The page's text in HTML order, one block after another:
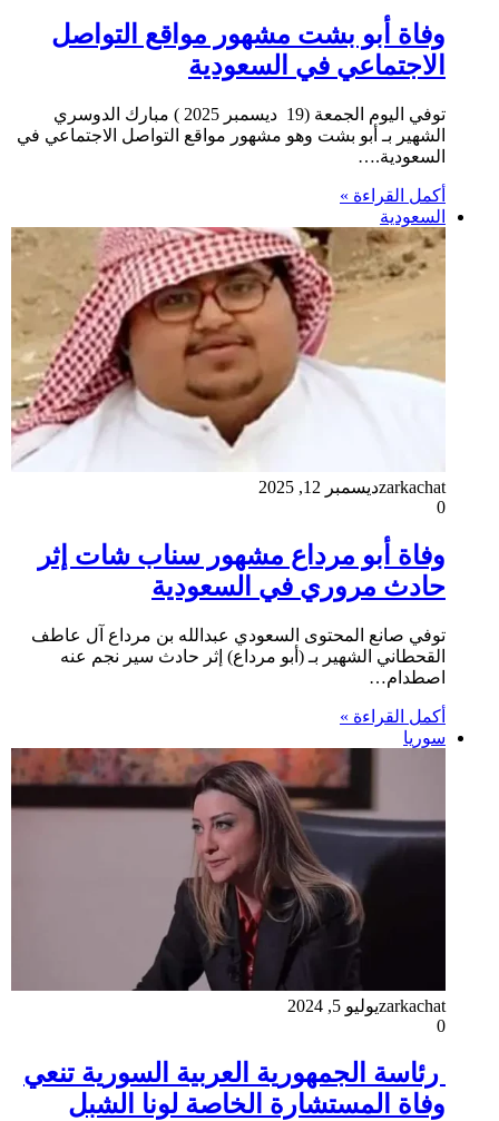
وفاة أبو بشت مشهور مواقع التواصل
الاجتماعي في السعودية
توفي اليوم الجمعة (19 ديسمبر 2025 ) مبارك الدوسري
الشهير بـ أبو بشت وهو مشهور مواقع التواصل الاجتماعي في
السعودية.…
أكمل القراءة »
السعودية
zarkachatديسمبر 12, 2025
0
وفاة أبو مرداع مشهور سناب شات إثر
حادث مروري في السعودية
توفي صانع المحتوى السعودي عبدالله بن مرداع آل عاطف
القحطاني الشهير بـ (أبو مرداع) إثر حادث سير نجم عنه
اصطدام…
أكمل القراءة »
سوريا
zarkachatيوليو 5, 2024
0
رئاسة الجمهورية العربية السورية تنعي
وفاة المستشارة الخاصة لونا الشبل